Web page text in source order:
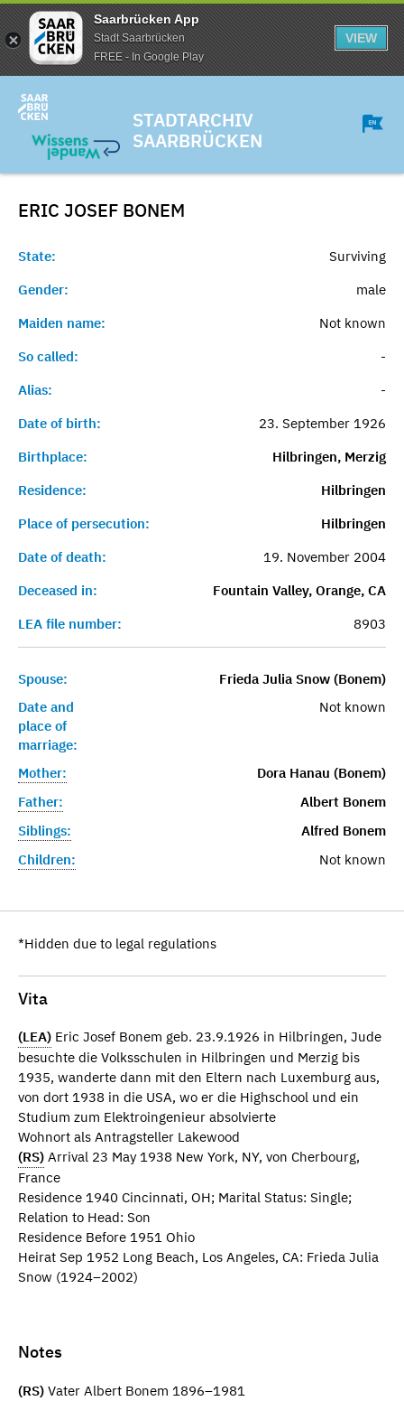
Saarbrücken App
Stadt Saarbrücken
FREE - In Google Play
VIEW
STADTARCHIV
SAARBRÜCKEN
ERIC JOSEF BONEM
State:
Surviving
Gender:
male
Maiden name:
Not known
So called:
-
Alias:
-
Date of birth:
23. September 1926
Birthplace:
Hilbringen, Merzig
Residence:
Hilbringen
Place of persecution:
Hilbringen
Date of death:
19. November 2004
Deceased in:
Fountain Valley, Orange, CA
LEA file number:
8903
Spouse:
Frieda Julia Snow (Bonem)
Date and
place of
marriage:
Not known
Mother:
Dora Hanau (Bonem)
Father:
Albert Bonem
Siblings:
Alfred Bonem
Children:
Not known
*Hidden due to legal regulations
Vita
(LEA) Eric Josef Bonem geb. 23.9.1926 in Hilbringen, Jude
besuchte die Volksschulen in Hilbringen und Merzig bis
1935, wanderte dann mit den Eltern nach Luxemburg aus,
von dort 1938 in die USA, wo er die Highschool und ein
Studium zum Elektroingenieur absolvierte
Wohnort als Antragsteller Lakewood
(RS) Arrival 23 May 1938 New York, NY, von Cherbourg,
France
Residence 1940 Cincinnati, OH; Marital Status: Single;
Relation to Head: Son
Residence Before 1951 Ohio
Heirat Sep 1952 Long Beach, Los Angeles, CA: Frieda Julia
Snow (1924–2002)
Notes
(RS) Vater Albert Bonem 1896–1981